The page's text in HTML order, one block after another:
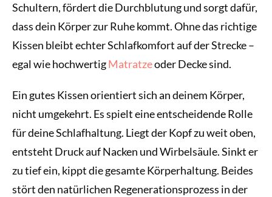
Schultern, fördert die Durchblutung und sorgt dafür,
dass dein Körper zur Ruhe kommt. Ohne das richtige
Kissen bleibt echter Schlafkomfort auf der Strecke –
egal wie hochwertigMatratzeoder Decke sind.
Ein gutes Kissen orientiert sich an deinem Körper,
nicht umgekehrt. Es spielt eine entscheidende Rolle
für deine Schlafhaltung. Liegt der Kopf zu weit oben,
entsteht Druck auf Nacken und Wirbelsäule. Sinkt er
zu tief ein, kippt die gesamte Körperhaltung. Beides
stört den natürlichen Regenerationsprozess in der